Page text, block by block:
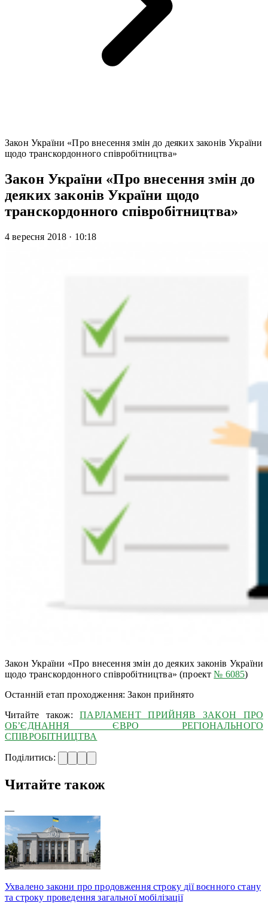
Закон України «Про внесення змін до деяких законів України
щодо транскордонного співробітництва»
Закон України «Про внесення змін до
деяких законів України щодо
транскордонного співробітництва»
4 вересня 2018 · 10:18
Закон України «Про внесення змін до деяких законів України
щодо транскордонного співробітництва» (проект№ 6085)
Останній етап проходження: Закон прийнято
Читайте також:ПАРЛАМЕНТ ПРИЙНЯВ ЗАКОН ПРО
ОБ’ЄДНАННЯ ЄВРО РЕГІОНАЛЬНОГО
СПІВРОБІТНИЦТВА
Поділитись:
Читайте також
—
Ухвалено закони про продовження строку дії воєнного стану
та строку проведення загальної мобілізації